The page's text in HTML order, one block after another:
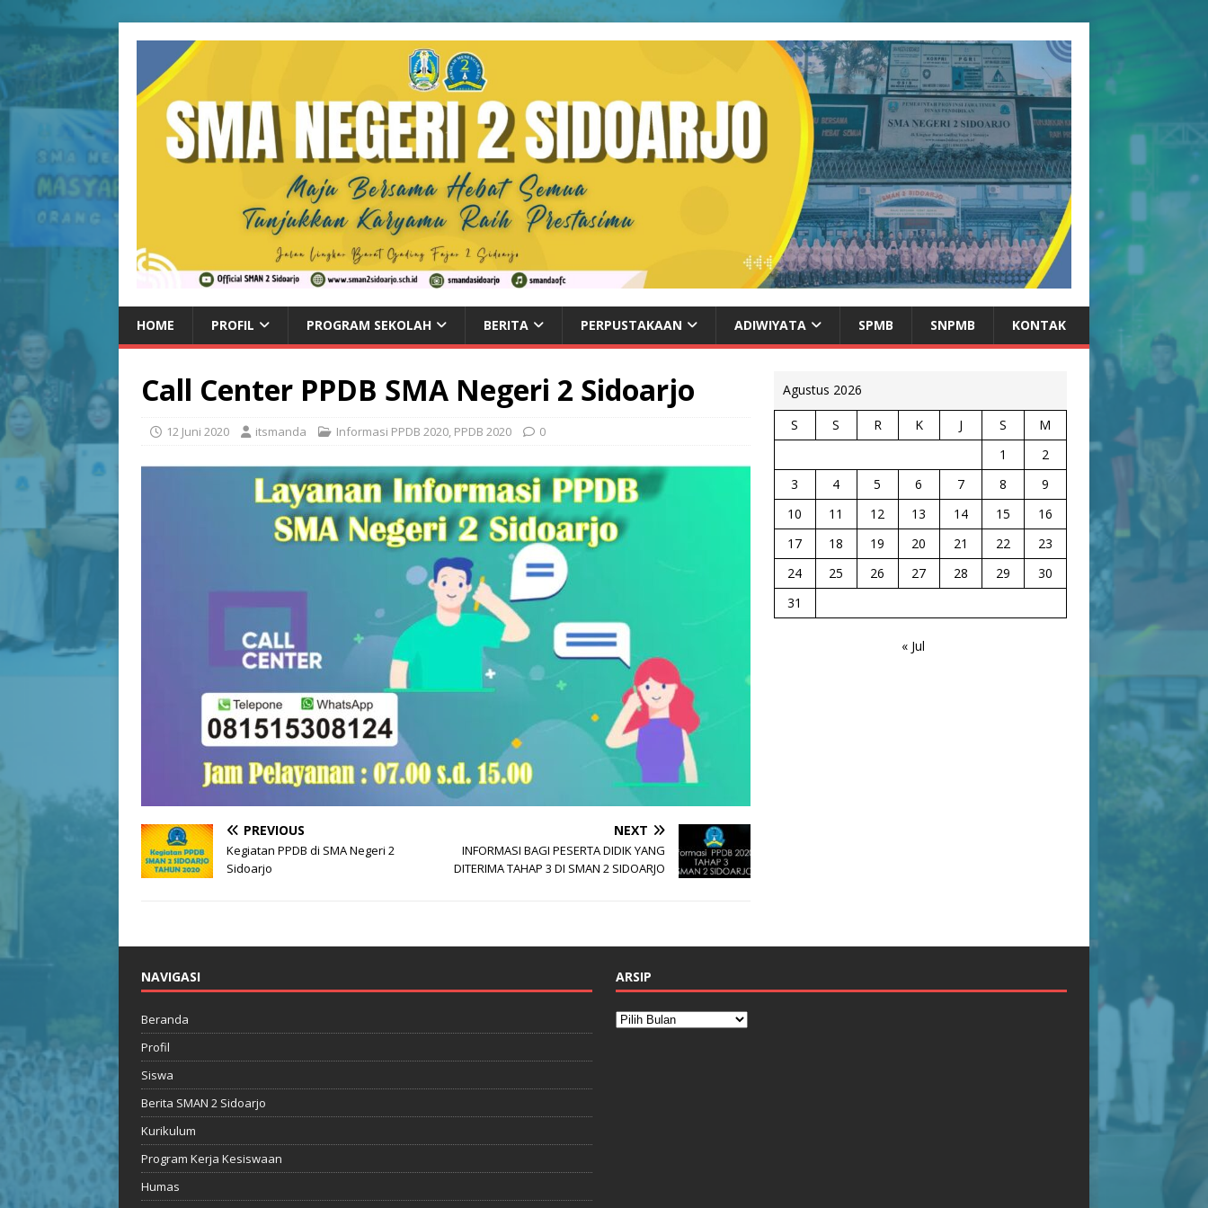
HOME PROFIL PROGRAM SEKOLAH BERITA PERPUSTAKAAN ADIWIYATA SPMB SNPMB KONTAK
Call Center PPDB SMA Negeri 2 Sidoarjo
12 Juni 2020 itsmanda Informasi PPDB 2020 PPDB 2020 0
PREVIOUS
Kegiatan PPDB di SMA Negeri 2
Sidoarjo
NEXT
INFORMASI BAGI PESERTA DIDIK YANG
DITERIMA TAHAP 3 DI SMAN 2 SIDOARJO
Agustus 2026
S S R K J S
M
1
2
3
4 5 6 7 8
9
10
11 12 13 14 15
16
17
18 19 20 21 22
23
24
25 26 27 28 29
30
31
« Jul
NAVIGASI
Beranda
Profil
Siswa
Berita SMAN 2 Sidoarjo
Kurikulum
Program Kerja Kesiswaan
Humas
ARSIP